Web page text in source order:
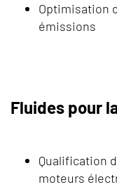
Optimisation
émissions
Fluides pour
Qualification
moteurs